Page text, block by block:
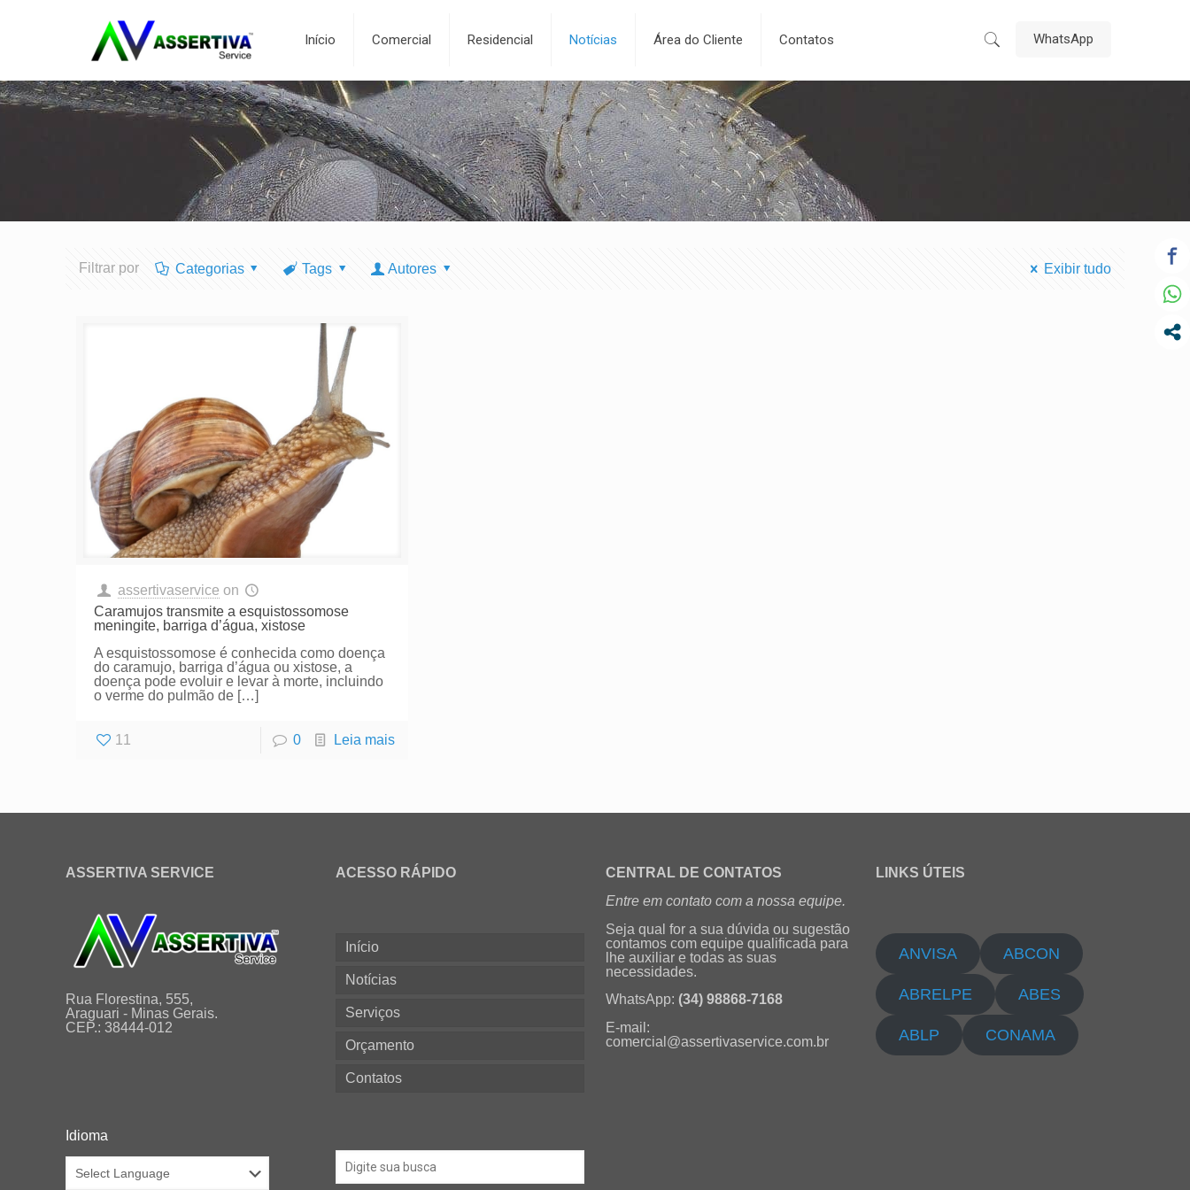
Início Comercial Residencial Notícias Área do Cliente Contatos WhatsApp
Filtrar por Categorias Tags Autores Exibir tudo
assertivaservice on
Caramujos transmite a esquistossomose
meningite, barriga d’água, xistose
A esquistossomose é conhecida como doença
do caramujo, barriga d’água ou xistose, a
doença pode evoluir e levar à morte, incluindo
o verme do pulmão de […]
11 0 Leia mais
ASSERTIVA SERVICE
Rua Florestina, 555,
Araguari - Minas Gerais.
CEP.: 38444-012
Idioma
ACESSO RÁPIDO
Início
Notícias
Serviços
Orçamento
Contatos
CENTRAL DE CONTATOS
Entre em contato com a nossa equipe.
Seja qual for a sua dúvida ou sugestão
contamos com equipe qualificada para
lhe auxiliar e todas as suas
necessidades.
WhatsApp: (34) 98868-7168
E-mail:
comercial@assertivaservice.com.br
LINKS ÚTEIS
ANVISA ABCON
ABRELPE ABES
ABLP CONAMA